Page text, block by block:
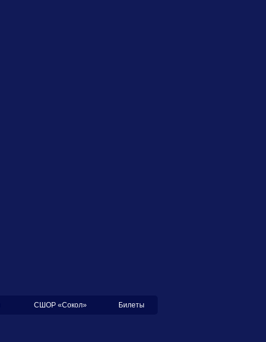
СШОР «Сокол» Билеты